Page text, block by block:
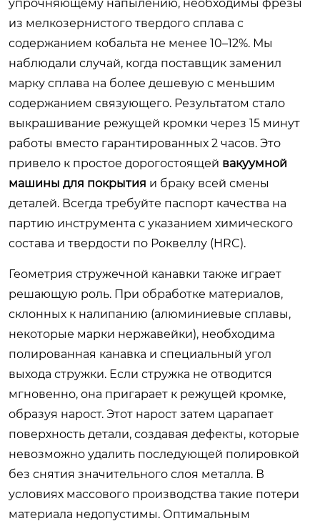
упрочняющему напылению, необходимы фрезы
из мелкозернистого твердого сплава с
содержанием кобальта не менее 10–12%. Мы
наблюдали случай, когда поставщик заменил
марку сплава на более дешевую с меньшим
содержанием связующего. Результатом стало
выкрашивание режущей кромки через 15 минут
работы вместо гарантированных 2 часов. Это
привело к простое дорогостоящей вакуумной
машины для покрытия и браку всей смены
деталей. Всегда требуйте паспорт качества на
партию инструмента с указанием химического
состава и твердости по Роквеллу (HRC).
Геометрия стружечной канавки также играет
решающую роль. При обработке материалов,
склонных к налипанию (алюминиевые сплавы,
некоторые марки нержавейки), необходима
полированная канавка и специальный угол
выхода стружки. Если стружка не отводится
мгновенно, она пригарает к режущей кромке,
образуя нарост. Этот нарост затем царапает
поверхность детали, создавая дефекты, которые
невозможно удалить последующей полировкой
без снятия значительного слоя металла. В
условиях массового производства такие потери
материала недопустимы. Оптимальным